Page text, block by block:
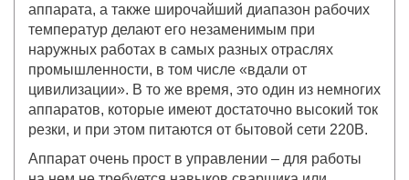
аппарата, а также широчайший диапазон рабочих
температур делают его незаменимым при
наружных работах в самых разных отраслях
промышленности, в том числе «вдали от
цивилизации». В то же время, это один из немногих
аппаратов, которые имеют достаточно высокий ток
резки, и при этом питаются от бытовой сети 220В.
Аппарат очень прост в управлении – для работы